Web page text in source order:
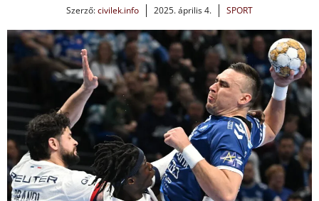
Szerző:civilek.info 2025. április 4. SPORT